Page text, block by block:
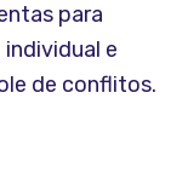
para
e
de conflitos.